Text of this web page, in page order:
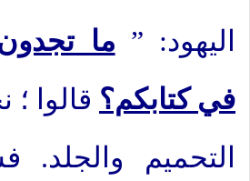
اليهود: ” ما
في كتابكم؟ قالوا
التحميم والجلد.